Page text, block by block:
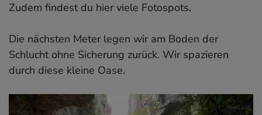
Zudem findest du hier viele Fotospots.
Die nächsten Meter legen wir am Boden der
Schlucht ohne Sicherung zurück. Wir spazieren
durch diese kleine Oase.